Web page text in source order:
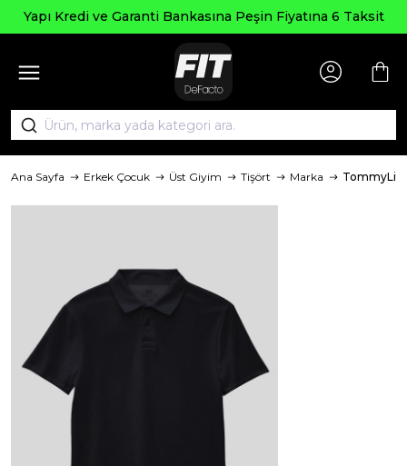
Yapı Kredi ve Garanti Bankasına Peşin Fiyatına 6 Taksit
Ana Sayfa Erkek Çocuk Üst Giyim Tişört Marka TommyLife